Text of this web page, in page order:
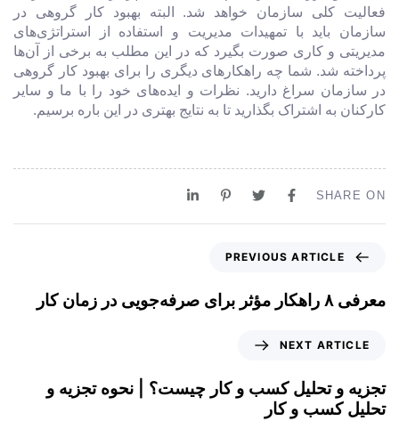
فعالیت کلی سازمان خواهد شد. البته بهبود کار گروهی در
سازمان باید با تمهیدات مدیریت و استفاده از استراتژی‌های
مدیریتی و کاری صورت بگیرد که در این مطلب به برخی از آن‌ها
پرداخته شد. شما چه راهکارهای دیگری را برای بهبود کار گروهی
در سازمان سراغ دارید. نظرات و ایده‌های خود را با ما و سایر
کارکنان به اشتراک بگذارید تا به نتایج بهتری در این باره برسیم.
SHARE ON
PREVIOUS ARTICLE
معرفی ۸ راهکار مؤثر برای صرفه‌جویی در زمان کار
NEXT ARTICLE
تجزیه و تحلیل کسب و کار چیست؟ | نحوه تجزیه و
تحلیل کسب و کار